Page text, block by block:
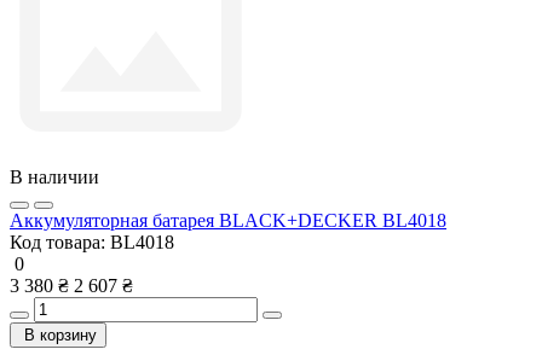
В наличии
Аккумуляторная батарея BLACK+DECKER BL4018
Код товара: BL4018
0
3 380 ₴ 2 607 ₴
В корзину